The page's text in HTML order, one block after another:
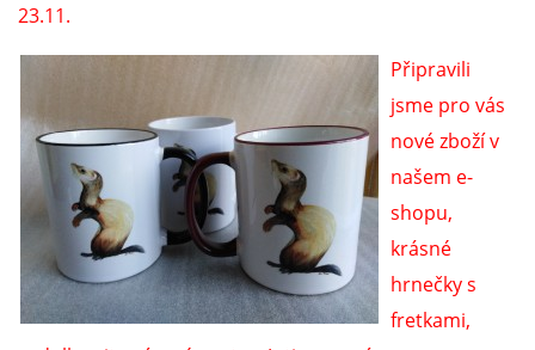
SLUŽBY
JAK NÁM POMOCI - POMÁHAJÍ NÁM :-)
Fretky Boleslav, z.s.
Trnová 15
23.11.
Připravili
jsme pro vás
nové zboží v
našem e-
shopu,
krásné
hrnečky s
fretkami,